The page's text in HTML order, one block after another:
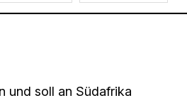
und soll an Südafrika